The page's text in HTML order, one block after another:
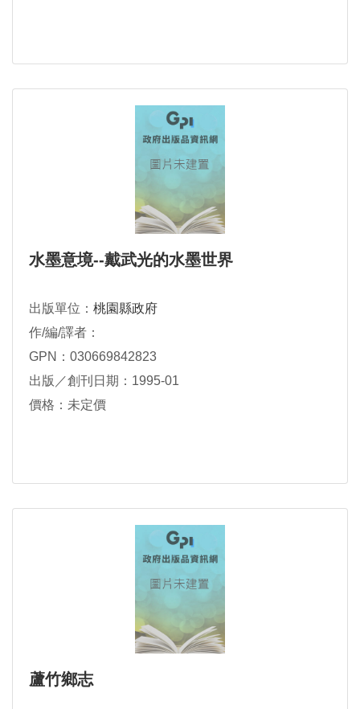
水墨意境--戴武光的水墨世界
出版單位： 桃園縣政府
作/編/譯者：
GPN：030669842823
出版／創刊日期：1995-01
價格：未定價
蘆竹鄉志